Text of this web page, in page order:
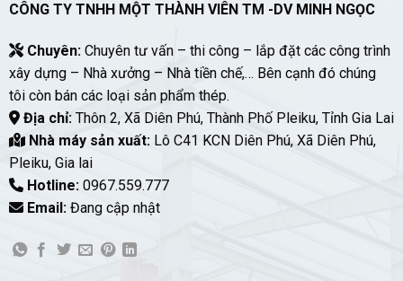
CÔNG TY TNHH MỘT THÀNH VIÊN TM -DV MINH NGỌC
Chuyên:Chuyên tư vấn – thi công – lắp đặt các công trình
xây dựng – Nhà xưởng – Nhà tiền chế,… Bên cạnh đó chúng
tôi còn bán các loại sản phẩm thép.
Địa chỉ:Thôn 2, Xã Diên Phú, Thành Phố Pleiku, Tỉnh Gia Lai
Nhà máy sản xuất:Lô C41 KCN Diên Phú, Xã Diên Phú,
Pleiku, Gia lai
Hotline:0967.559.777
Email:Đang cập nhật